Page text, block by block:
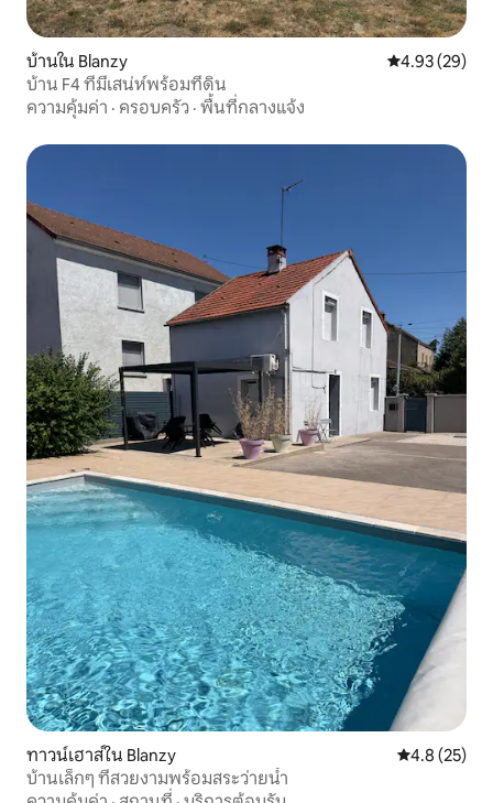
บ้านใน Blanzy คะแนนเฉลี่ย
4.93 (29)
บ้าน F4 ที่มีเสน่ห์พร้อมที่ดิน
ความคุ้มค่า · ครอบครัว · พื้นที่กลางแจ้ง
ทาวน์เฮาส์ใน Blanzy คะแนนเฉลี่ย
4.8 (25)
บ้านเล็กๆ ที่สวยงามพร้อมสระว่ายน้ำ